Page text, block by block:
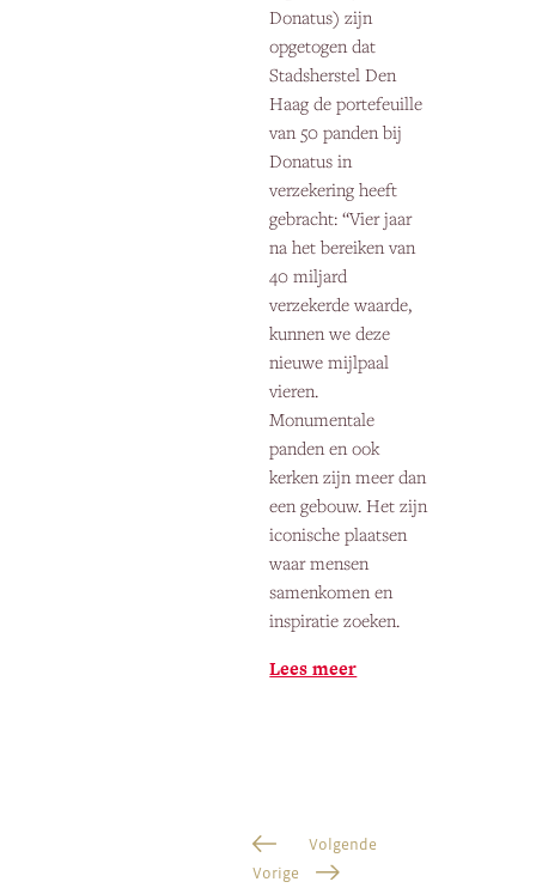
Donatus) zijn
opgetogen dat
Stadsherstel Den
Haag de portefeuille
van 50 panden bij
Donatus in
verzekering heeft
gebracht: “Vier jaar
na het bereiken van
40 miljard
verzekerde waarde,
kunnen we deze
nieuwe mijlpaal
vieren.
Monumentale
panden en ook
kerken zijn meer dan
een gebouw. Het zijn
iconische plaatsen
waar mensen
samenkomen en
inspiratie zoeken.
Lees meer
Vorige
Volgende